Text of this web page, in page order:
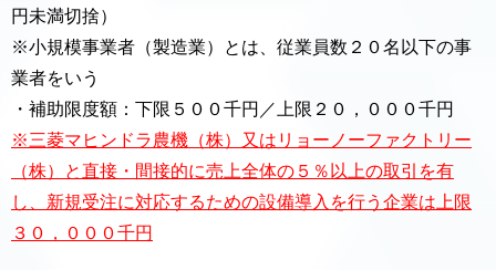
円未満切捨）
※小規模事業者（製造業）とは、従業員数２０名以下の事
業者をいう
・補助限度額：下限５００千円／上限２０，０００千円
※三菱マヒンドラ農機（株）又はリョーノーファクトリー
（株）と直接・間接的に売上全体の５％以上の取引を有
し、新規受注に対応するための設備導入を行う企業は上限
３０，０００千円